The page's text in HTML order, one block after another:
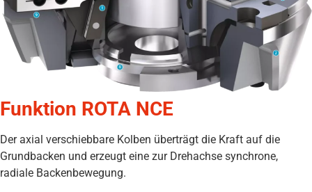
Funktion ROTA NCE
Der axial verschiebbare Kolben überträgt die Kraft auf die
Grundbacken und erzeugt eine zur Drehachse synchrone,
radiale Backenbewegung.